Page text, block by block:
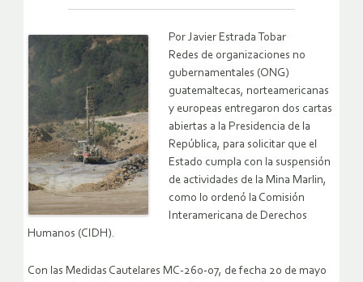
Por Javier Estrada Tobar
Redes de organizaciones no
gubernamentales (ONG)
guatemaltecas, norteamericanas
y europeas entregaron dos cartas
abiertas a la Presidencia de la
República, para solicitar que el
Estado cumpla con la suspensión
de actividades de la Mina Marlin,
como lo ordenó la Comisión
Interamericana de Derechos
Humanos (CIDH).
Con las Medidas Cautelares MC-260-07, de fecha 20 de mayo